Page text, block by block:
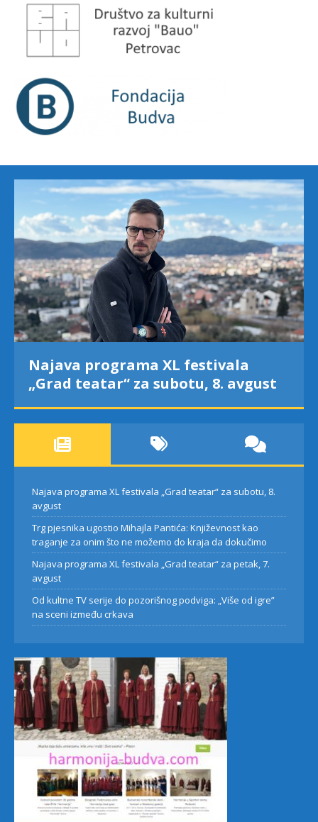
Najava programa XL festivala
„Grad teatar“ za subotu, 8. avgust
Najava programa XL festivala „Grad teatar“ za subotu, 8.
avgust
Trg pjesnika ugostio Mihajla Pantića: Književnost kao
traganje za onim što ne možemo do kraja da dokučimo
Najava programa XL festivala „Grad teatar“ za petak, 7.
avgust
Od kultne TV serije do pozorišnog podviga: „Više od igre”
na sceni između crkava